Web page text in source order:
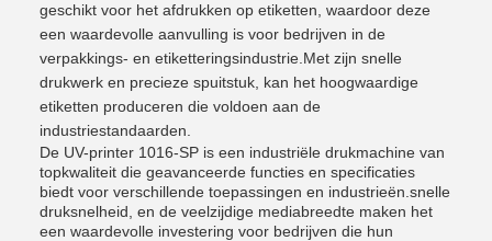
geschikt voor het afdrukken op etiketten, waardoor deze
een waardevolle aanvulling is voor bedrijven in de
verpakkings- en etiketteringsindustrie.Met zijn snelle
drukwerk en precieze spuitstuk, kan het hoogwaardige
etiketten produceren die voldoen aan de
industriestandaarden.
De UV-printer 1016-SP is een industriële drukmachine van
topkwaliteit die geavanceerde functies en specificaties
biedt voor verschillende toepassingen en industrieën.snelle
druksnelheid, en de veelzijdige mediabreedte maken het
een waardevolle investering voor bedrijven die hun